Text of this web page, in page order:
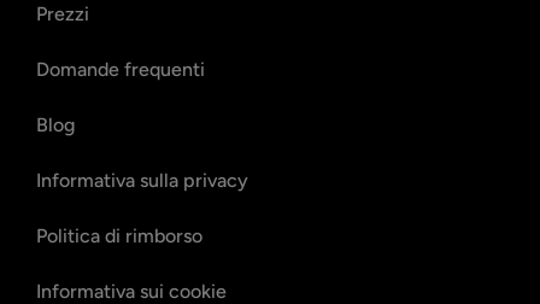
Prezzi
Domande frequenti
Blog
Informativa sulla privacy
Politica di rimborso
Informativa sui cookie